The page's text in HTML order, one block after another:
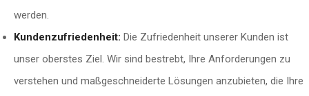
werden.
Kundenzufriedenheit: Die Zufriedenheit unserer Kunden ist
unser oberstes Ziel. Wir sind bestrebt, Ihre Anforderungen zu
verstehen und maßgeschneiderte Lösungen anzubieten, die Ihre